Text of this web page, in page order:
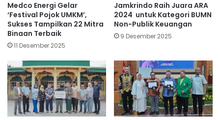
Medco Energi Gelar
‘Festival Pojok UMKM’,
Sukses Tampilkan 22 Mitra
Binaan Terbaik
11 Desember 2025
Jamkrindo Raih Juara ARA
2024 untuk Kategori BUMN
Non-Publik Keuangan
9 Desember 2025